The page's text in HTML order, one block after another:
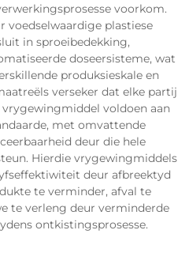
voorkom.
voedselwaardige plastiese
in sproeibedekking,
doseersisteme, wat
produksieskale en
verseker dat elke partij
voldoen aan
met omvattende
deur die hele
Hierdie vrygewingmiddels
deur afbreektyd
te verminder, afval te
te verleng deur verminderde
ontkistingsprosesse.